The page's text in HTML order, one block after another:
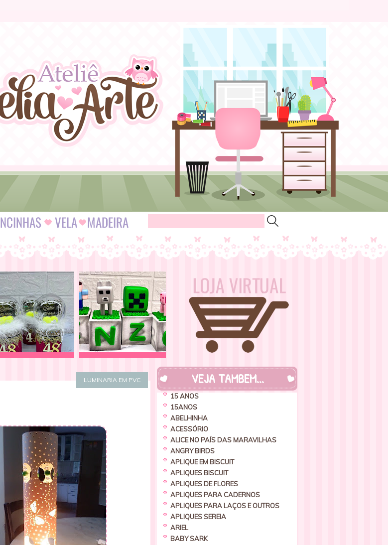
LUMINARIA EM PVC VEJA TAMBEM...
15 ANOS
15ANOS
ABELHINHA
ACESSÓRIO
ALICE NO PAÍS DAS MARAVILHAS
ANGRY BIRDS
APLIQUE EM BISCUIT
APLIQUES BISCUIT
APLIQUES DE FLORES
APLIQUES PARA CADERNOS
APLIQUES PARA LAÇOS E OUTROS
APLIQUES SEREIA
ARIEL
BABY SARK